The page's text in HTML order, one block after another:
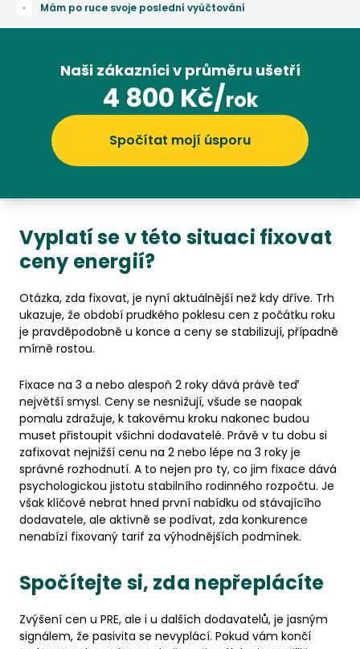
Mám po ruce svoje poslední vyúčtování
Naši zákazníci v průměru ušetří
4 800 Kč/rok
Spočítat mojí úsporu
Vyplatí se v této situaci fixovat
ceny energií?
Otázka, zda fixovat, je nyní aktuálnější než kdy dříve. Trh
ukazuje, že období prudkého poklesu cen z počátku roku
je pravděpodobně u konce a ceny se stabilizují, případně
mírně rostou.
Fixace na 3 a nebo alespoň 2 roky dává právě teď
největší smysl. Ceny se nesnižují, všude se naopak
pomalu zdražuje, k takovému kroku nakonec budou
muset přistoupit všichni dodavatelé. Právě v tu dobu si
zafixovat nejnižší cenu na 2 nebo lépe na 3 roky je
správné rozhodnutí. A to nejen pro ty, co jim fixace dává
psychologickou jistotu stabilního rodinného rozpočtu. Je
však klíčové nebrat hned první nabídku od stávajícího
dodavatele, ale aktivně se podívat, zda konkurence
nenabízí fixovaný tarif za výhodnějších podmínek.
Spočítejte si, zda nepřeplácíte
Zvýšení cen u PRE, ale i u dalších dodavatelů, je jasným
signálem, že pasivita se nevyplácí. Pokud vám končí